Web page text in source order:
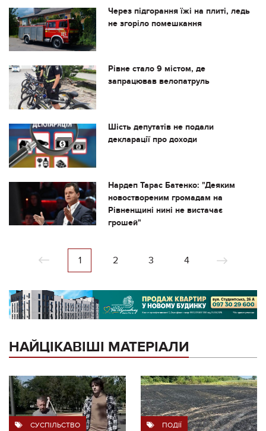
Через підгорання їжі на плиті, ледь
не згоріло помешкання
Рівне стало 9 містом, де
запрацював велопатруль
Шість депутатів не подали
декларації про доходи
Нардеп Тарас Батенко: "Деяким
новоствореним громадам на
Рівненщині нині не вистачає
грошей"
1 2 3 4
НАЙЦІКАВІШІ МАТЕРІАЛИ
СУСПІЛЬСТВО ПОДІЇ